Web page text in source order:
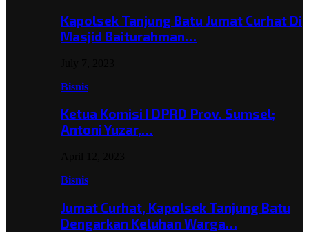
Kapolsek Tanjung Batu Jumat Curhat Di
Masjid Baiturahman…
Bisnis
Ketua Komisi I DPRD Prov. Sumsel;
Antoni Yuzar,…
Bisnis
Jumat Curhat, Kapolsek Tanjung Batu
Dengarkan Keluhan Warga…